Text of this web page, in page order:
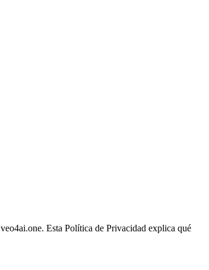
veo4ai.one. Esta Política de Privacidad explica qué